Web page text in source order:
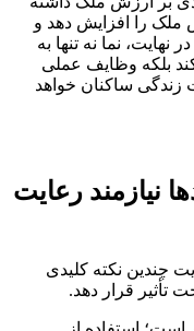
ملک را افزایش دهد و
نهایت، نما نه تنها به
بلکه وظایف عملی
زندگی ساکنان خواهد
نیازمند رعایت
چندین نکته کلیدی
تأثیر قرار دهد.